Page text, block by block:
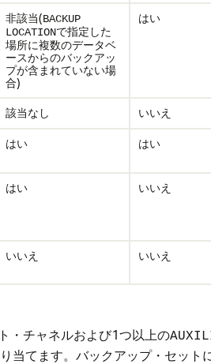
非該当(BACKUP
LOCATIONで指定した
場所に複数のデータベ
ースからのバックアッ
プが含まれていない場
合)
はい
該当なし いいえ
はい はい
はい いいえ
いいえ いいえ
・チャネルおよび1つ以上の
当てます。バックアップ・セット